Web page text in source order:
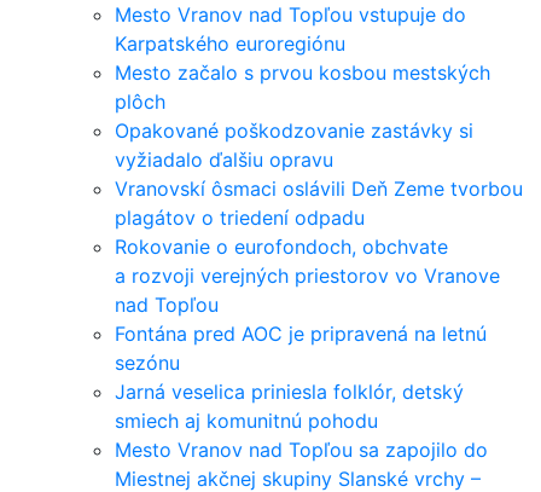
Mesto Vranov nad Topľou vstupuje do
Karpatského euroregiónu
Mesto začalo s prvou kosbou mestských
plôch
Opakované poškodzovanie zastávky si
vyžiadalo ďalšiu opravu
Vranovskí ôsmaci oslávili Deň Zeme tvorbou
plagátov o triedení odpadu
Rokovanie o eurofondoch, obchvate
a rozvoji verejných priestorov vo Vranove
nad Topľou
Fontána pred AOC je pripravená na letnú
sezónu
Jarná veselica priniesla folklór, detský
smiech aj komunitnú pohodu
Mesto Vranov nad Topľou sa zapojilo do
Miestnej akčnej skupiny Slanské vrchy –